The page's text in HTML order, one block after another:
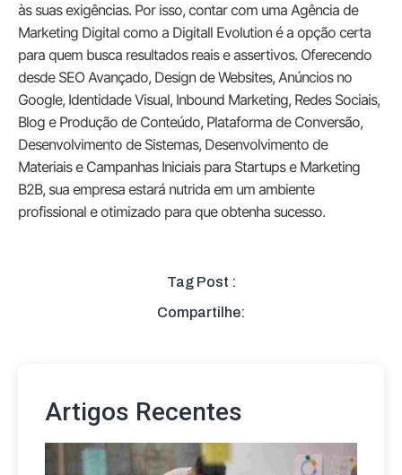
às suas exigências. Por isso, contar com uma Agência de
Marketing Digital como a Digitall Evolution é a opção certa
para quem busca resultados reais e assertivos. Oferecendo
desde SEO Avançado, Design de Websites, Anúncios no
Google, Identidade Visual, Inbound Marketing, Redes Sociais,
Blog e Produção de Conteúdo, Plataforma de Conversão,
Desenvolvimento de Sistemas, Desenvolvimento de
Materiais e Campanhas Iniciais para Startups e Marketing
B2B, sua empresa estará nutrida em um ambiente
profissional e otimizado para que obtenha sucesso.
Tag Post :
Compartilhe:
Artigos Recentes